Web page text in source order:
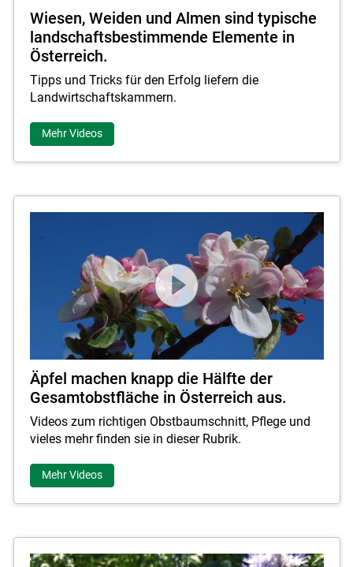
Mehr Videos
Wiesen, Weiden und Almen sind typische
landschaftsbestimmende Elemente in
Österreich.
Tipps und Tricks für den Erfolg liefern die
Landwirtschaftskammern.
Mehr Videos
Äpfel machen knapp die Hälfte der
Gesamtobstfläche in Österreich aus.
Videos zum richtigen Obstbaumschnitt, Pflege und
vieles mehr finden sie in dieser Rubrik.